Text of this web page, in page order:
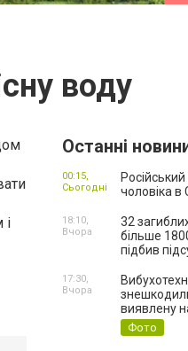
воду
і
Останні
чоловіка в
00:15,
Сьогодні
32
більше
підбив
18:10,
Вчора
виявлену
Фото
17:30,
Вчора